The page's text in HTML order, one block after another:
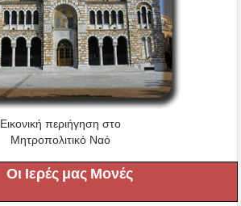
Εικονική περιήγηση στο
Μητροπολιτικό Ναό
Οι Ιερές μας Μονές